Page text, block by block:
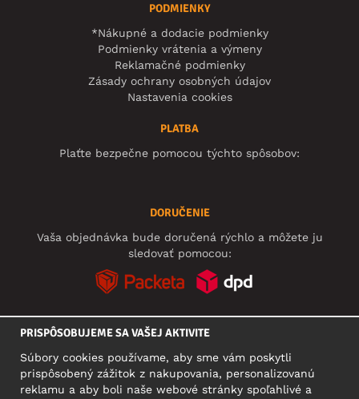
PODMIENKY
*Nákupné a dodacie podmienky
Podmienky vrátenia a výmeny
Reklamačné podmienky
Zásady ochrany osobných údajov
Nastavenia cookies
PLATBA
Plaťte bezpečne pomocou týchto spôsobov:
DORUČENIE
Vaša objednávka bude doručená rýchlo a môžete ju
sledovať pomocou:
PRISPÔSOBUJEME SA VAŠEJ AKTIVITE
Súbory cookies používame, aby sme vám poskytli
prispôsobený zážitok z nakupovania, personalizovanú
reklamu a aby boli naše webové stránky spoľahlivé a